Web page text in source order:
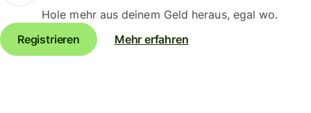
Hole mehr aus deinem Geld heraus, egal wo.
Registrieren
Mehr erfahren